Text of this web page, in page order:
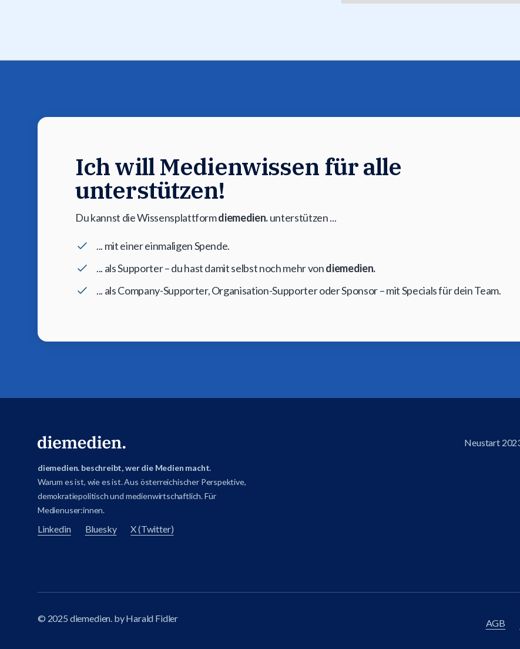
Ich will Medienwissen für alle
unterstützen!
Du kannst die Wissensplattformdiemedien.unterstützen ...
... mit einer einmaligen Spende.
... als Supporter – du hast damit selbst noch mehr vondiemedien.
... als Company-Supporter, Organisation-Supporter oder Sponsor – mit Specials für dein Team.
diemedien. beschreibt, wer die Medien macht.
Warum es ist, wie es ist. Aus österreichischer Perspektive,
demokratiepolitisch und medienwirtschaftlich. Für
Medienuser:innen.
Linkedin Bluesky X (Twitter)
Neustart
© 2025 diemedien. by Harald Fidler AGB